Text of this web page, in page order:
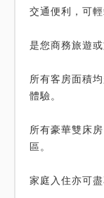
交通便利，可輕
是您商務旅遊
所有客房面積
體驗。
所有豪華雙床
區。
家庭入住亦可盡